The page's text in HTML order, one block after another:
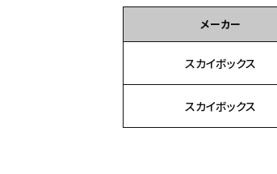
メーカー
スカイボックス
スカイボックス